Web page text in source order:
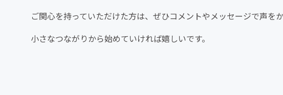
ご関心を持っていただけた方は、ぜひコメントやメッセージで声を
小さなつながりから始めていければ嬉しいです。